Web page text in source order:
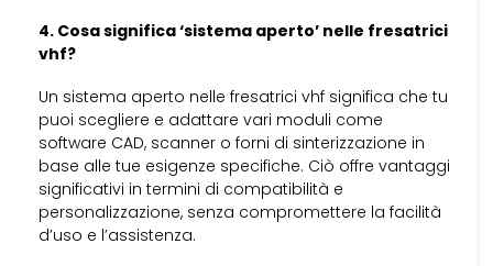
4. Cosa significa ‘sistema aperto’ nelle fresatrici
vhf?
Un sistema aperto nelle fresatrici vhf significa che tu
puoi scegliere e adattare vari moduli come
software CAD, scanner o forni di sinterizzazione in
base alle tue esigenze specifiche. Ciò offre vantaggi
significativi in termini di compatibilità e
personalizzazione, senza compromettere la facilità
d’uso e l’assistenza.